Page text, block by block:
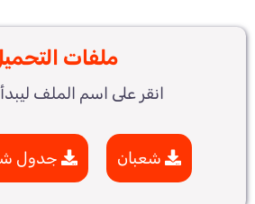
ملفات
انقر على اسم الملف
شعبان جدول